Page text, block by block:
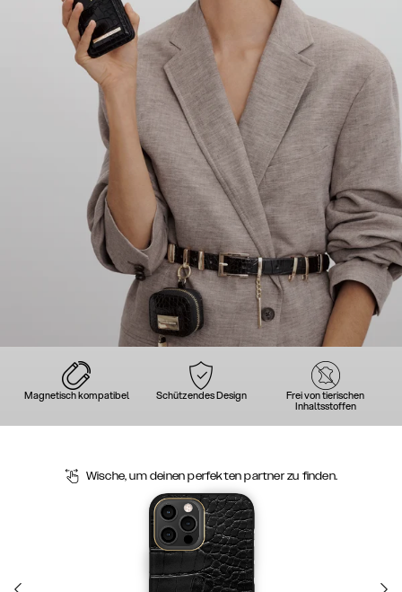
Magnetisch kompatibel Schützendes Design Frei von tierischen
Inhaltsstoffen
Wische, um deinen perfekten partner zu finden.